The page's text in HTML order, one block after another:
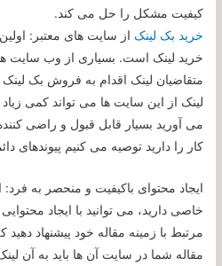
کیفیت مشکل را حل می کند.
خرید بک لینک از سایت های معتبر:
خرید لینک است. بسیاری از وب سایت
متقاضیان لینک اقدام به فروش بک لینک
لینک از این سایت ها می تواند کمی
می آورید بسیار قابل قبول و راضی
کار را دارید توصیه می کنیم پیوندهای
ایجاد محتوای باکیفیت و منحصر به فرد:
خاصی دارید، می توانید با ایجاد
مرتبط با زمینه مقاله خود پیشنهاد دهید
مقاله شما در سایت آن ها باید به آن